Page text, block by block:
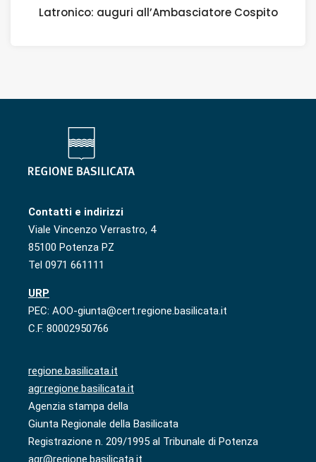
Latronico: auguri all’Ambasciatore Cospito
Contatti e indirizzi
Viale Vincenzo Verrastro, 4
85100 Potenza PZ
Tel 0971 661111
URP
PEC: AOO-giunta@cert.regione.basilicata.it
C.F. 80002950766
regione.basilicata.it
agr.regione.basilicata.it
Agenzia stampa della
Giunta Regionale della Basilicata
Registrazione n. 209/1995 al Tribunale di Potenza
agr@regione.basilicata.it